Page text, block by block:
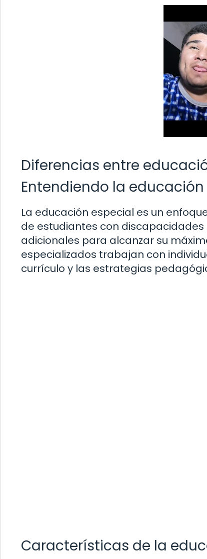
Diferencias entre
Entendiendo la
La educación especial es un
de estudiantes con
adicionales para alcanzar su
especializados trabajan con
currículo y las estrategias
Características de la